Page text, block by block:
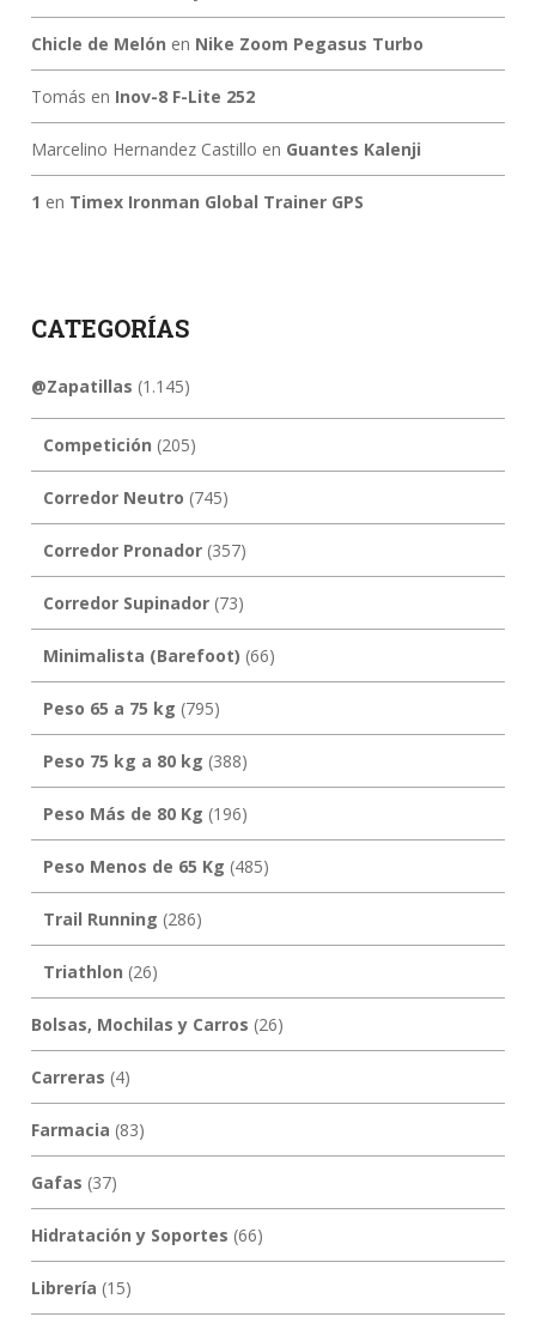
Chicle de Melón en Nike Zoom Pegasus Turbo
Tomás en Inov-8 F-Lite 252
Marcelino Hernandez Castillo en Guantes Kalenji
1 en Timex Ironman Global Trainer GPS
CATEGORÍAS
@Zapatillas (1.145)
Competición (205)
Corredor Neutro (745)
Corredor Pronador(357)
Corredor Supinador(73)
Minimalista (Barefoot) (66)
Peso 65 a 75 kg (795)
Peso 75 kg a 80 kg (388)
Peso Más de 80 Kg (196)
Peso Menos de 65 Kg (485)
Trail Running (286)
Triathlon (26)
Bolsas, Mochilas y Carros (26)
Carreras (4)
Farmacia (83)
Gafas (37)
Hidratación y Soportes (66)
Librería (15)